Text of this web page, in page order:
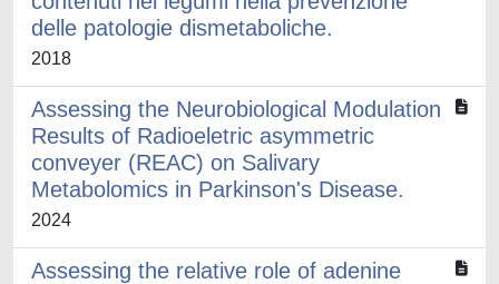
delle patologie dismetaboliche.
2018
Assessing the Neurobiological Modulation
Results of Radioeletric asymmetric
conveyer (REAC) on Salivary
Metabolomics in Parkinson's Disease.
2024
Assessing the relative role of adenine